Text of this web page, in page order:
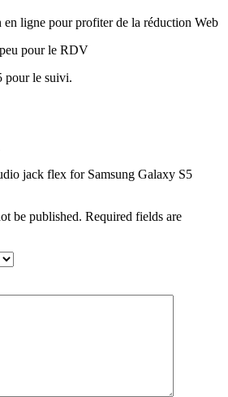
en ligne pour profiter de la réduction Web
pour le RDV
pour le suivi.
jack flex for Samsung Galaxy S5
be published. Required fields are